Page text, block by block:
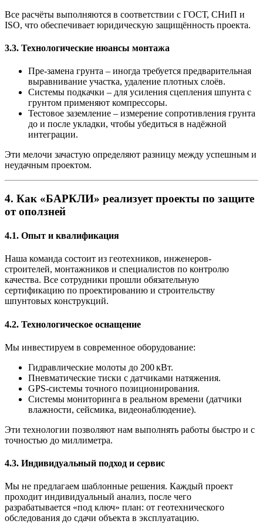
Все расчёты выполняются в соответствии с ГОСТ, СНиП и
ISO, что обеспечивает юридическую защищённость проекта.
3.3. Технологические нюансы монтажа
Пре-замена грунта – иногда требуется предварительная
выравнивание участка, удаление плотных слоёв.
Системы подкачки – для усиления сцепления шпунта с
грунтом применяют компрессоры.
Тестовое заземление – измерение сопротивления грунта
до и после укладки, чтобы убедиться в надёжной
интеграции.
Эти мелочи зачастую определяют разницу между успешным и
неудачным проектом.
4. Как «БАРКЛИ» реализует проекты по защите
от оползней
4.1. Опыт и квалификация
Наша команда состоит из геотехников, инженеров-
строителей, монтажников и специалистов по контролю
качества. Все сотрудники прошли обязательную
сертификацию по проектированию и строительству
шпунтовых конструкций.
4.2. Технологическое оснащение
Мы инвестируем в современное оборудование:
Гидравлические молоты до 200 кВт.
Пневматические тиски с датчиками натяжения.
GPS‑системы точного позиционирования.
Системы мониторинга в реальном времени (датчики
влажности, сейсмика, видеонаблюдение).
Эти технологии позволяют нам выполнять работы быстро и с
точностью до миллиметра.
4.3. Индивидуальный подход и сервис
Мы не предлагаем шаблонные решения. Каждый проект
проходит индивидуальный анализ, после чего
разрабатывается «под ключ» план: от геотехнического
обследования до сдачи объекта в эксплуатацию.